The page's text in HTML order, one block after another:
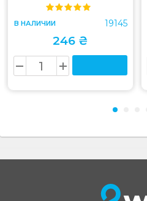
В НАЛИЧИИ 19145
246 ₴